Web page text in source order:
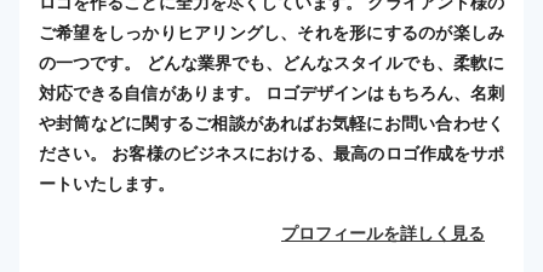
ご希望をしっかりヒアリングし、それを形にするのが楽しみ
の一つです。 どんな業界でも、どんなスタイルでも、柔軟に
対応できる自信があります。 ロゴデザインはもちろん、名刺
や封筒などに関するご相談があればお気軽にお問い合わせく
ださい。 お客様のビジネスにおける、最高のロゴ作成をサポ
ートいたします。
プロフィールを詳しく見る